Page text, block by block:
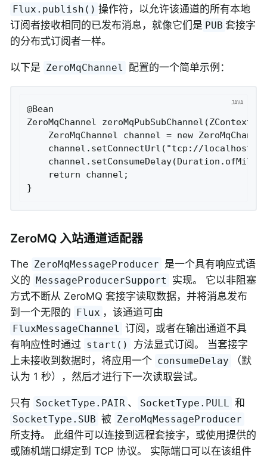
Flux.publish() 操作符，以允许该通道的所有本地
订阅者接收相同的已发布消息，就像它们是 PUB 套接字
的分布式订阅者一样。
以下是 ZeroMqChannel 配置的一个简单示例：
@Bean
ZeroMqChannel zeroMqPubSubChannel(ZContext
ZeroMqChannel channel = new
channel.setConnectUrl("tcp://
    return channel;
ZeroMQ 入站通道适配器
The ZeroMqMessageProducer 是一个具有响应式语
义的 MessageProducerSupport
实现。 它以非阻塞
方式不断从 ZeroMQ 套接字读取数据，并将消息发布
到一个无限的 Flux ，该通道可由
FluxMessageChannel
订阅，或者在输出通道不具
有响应性时通过 start()
方法显式订阅。 当套接字
上未接收到数据时，将应用一个 consumeDelay
（默
认为 1 秒），然后才进行下一次读取尝试。
只有 SocketType.PAIR 、 SocketType.PULL 和
SocketType.SUB 被 ZeroMqMessageProducer
所支持。 此组件可以连接到远程套接字，或使用提供的
或随机端口绑定到 TCP 协议。 实际端口可以在该组件